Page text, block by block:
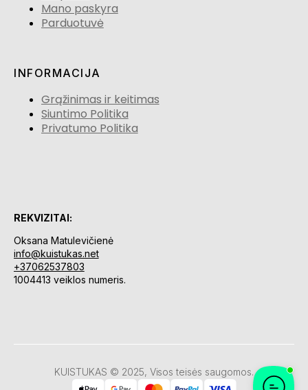
Mano paskyra
Parduotuvė
INFORMACIJA
Grąžinimas ir keitimas
Siuntimo Politika
Privatumo Politika
REKVIZITAI:
Oksana Matulevičienė
info@kuistukas.net
+37062537803
1004413 veiklos numeris.
KUISTUKAS © 2025, Visos teisės saugomos.